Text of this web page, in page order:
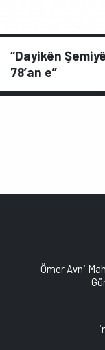
“Dayikên
78’an e”
Ömer Avni